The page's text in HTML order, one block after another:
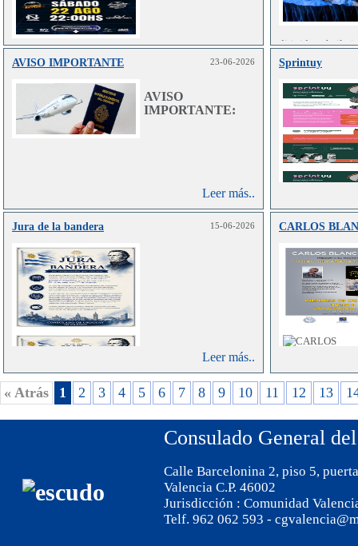
Leer más..
dirigida a
en danza
contemporánea.
AVISO IMPORTANTE 23-06-2026
AVISO
IMPORTANTE:
Leer más..
Sprintuy
Jura de la bandera 15-06-2026
Leer más..
CARLOS
« Atrás 1 2 3 4 5 6 7 8 9 10 11 12 13
Consulado General
Calle Barcelonina 2, piso 5,
Valencia C.P. 46002
Jurisdicción : Comunidad
Telf. 962 062 593 -